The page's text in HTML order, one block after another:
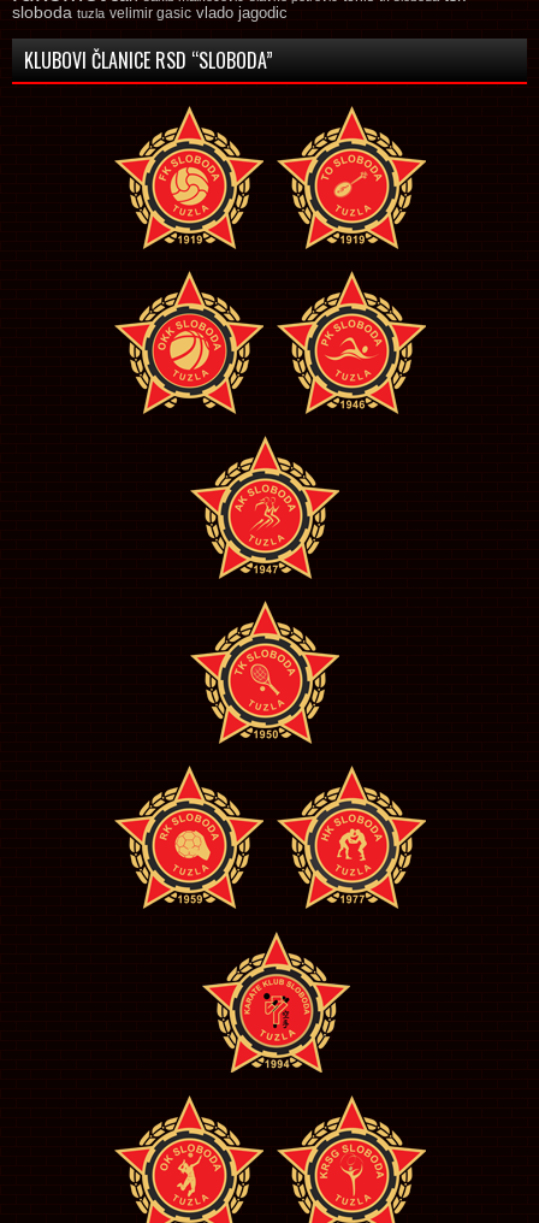
sloboda tuzla velimir gasic vlado jagodic
KLUBOVI ČLANICE RSD “SLOBODA”